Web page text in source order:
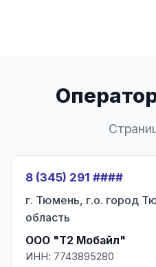
8 (345) 291 ####
г. Тюмень, г.о. город
область
ООО "Т2 Мобайл"
ИНН: 7743895280